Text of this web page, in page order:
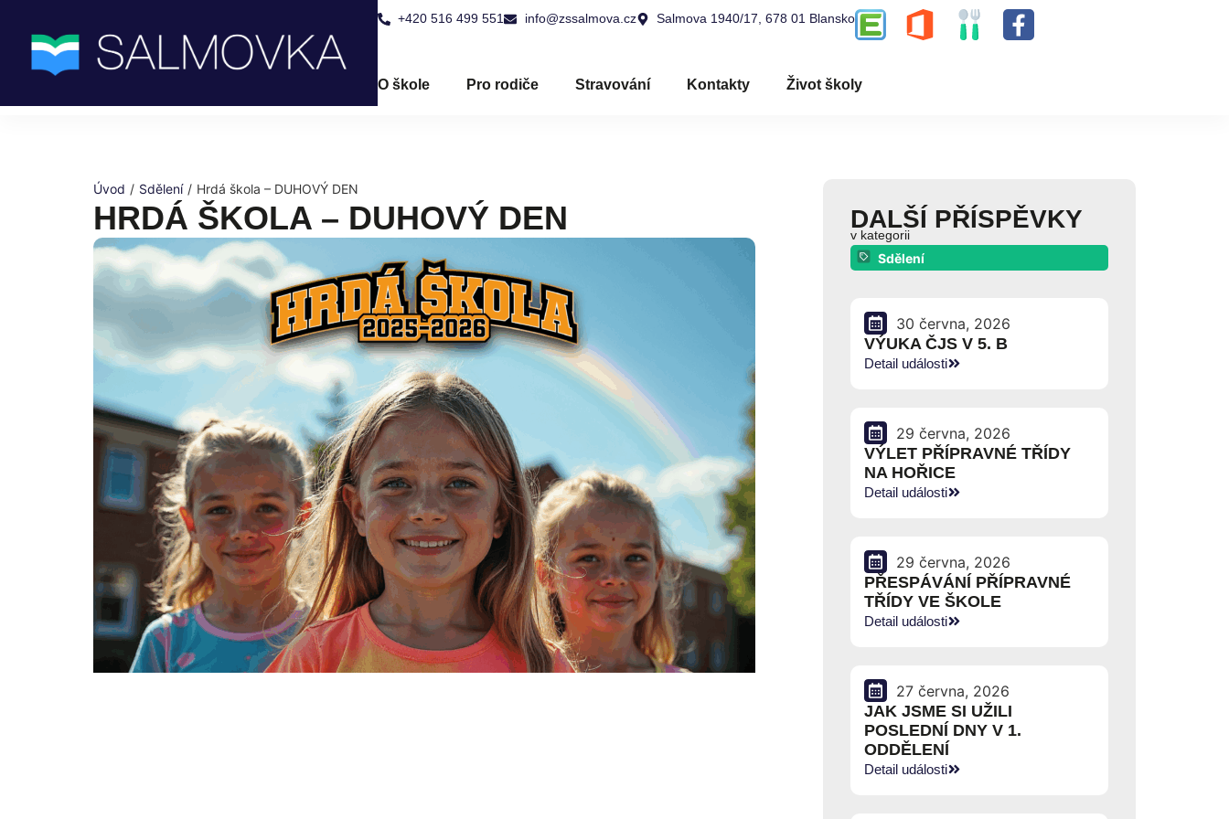
+420 516 499 551 info@zssalmova.cz Salmova 1940/17, 678 01 Blansko
O škole Pro rodiče Stravování Kontakty Život školy
Úvod / Sdělení / Hrdá škola – DUHOVÝ DEN
HRDÁ ŠKOLA – DUHOVÝ DEN DALŠÍ PŘÍSPĚVKY
v kategorii
Sdělení
30 června, 2026
VÝUKA ČJS V 5. B
Detail události
29 června, 2026
VÝLET PŘÍPRAVNÉ TŘÍDY
NA HOŘICE
Detail události
29 června, 2026
PŘESPÁVÁNÍ PŘÍPRAVNÉ
TŘÍDY VE ŠKOLE
Detail události
27 června, 2026
JAK JSME SI UŽILI
POSLEDNÍ DNY V 1.
ODDĚLENÍ
Detail události